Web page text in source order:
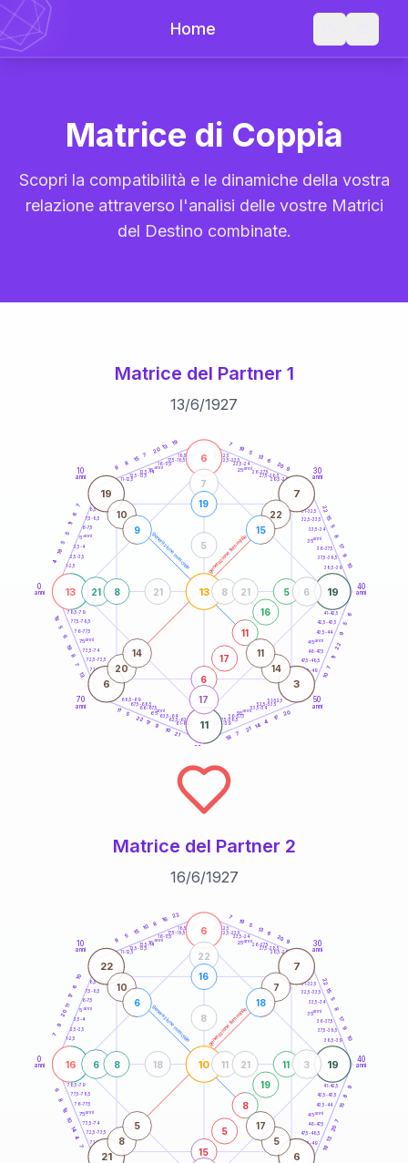
Home
Matrice di Coppia
Scopri la compatibilità e le dinamiche della vostra
relazione attraverso l'analisi delle vostre Matrici
del Destino combinate.
Matrice del Partner 1
13/6/1927
generazione maschile generazione femminile
0
anni
10
anni
30
anni
40
anni
50
anni
60
70
anni
1-2,5
2,5-3,5
3,5-4
6-7,5
7,5-8,5
8,5-9
11-12,5
12,5-13,5
13,5-14
16-17,5
17,5-18,5
18,5-19
21-22,5
22,5-23,5
23,5-24
26-27,5
27,5-28,5
28,5-29
31-32,5
32,5-33,5
33,5-34
36-37,5
37,5-38,5
38,5-39
41-42,5
42,5-43,5
43,5-44
46-47,5
47,5-48,5
48,5-49
51-52,5
52,5-53,5
53,5-54
56-57,5
57,5-58,5
58,5-59
61-62,5
62,5-63,5
63,5-64
66-67,5
67,5-68,5
68,5-69
71-72,5
72,5-73,5
73,5-74
76-77,5
77,5-78,5
78,5-79
4
18
5
5
11
6
7
9
8
15
7
20 13
19 7
19 5
13
6
20
9
22
15
5
8
17
9
10
6
5
9
22
11
7
10
20
17
4
14
21
7
18
21
10
9
17
22
5
11
13
7
8
19
6
5
18
13
6
19
11
13
19 7
6 3
6
17
11
16
5
21
7
6
17
8
19
8 21
21
5
10
9
22
15
20
14
14
11
5anni
15 anni 25anni
35anni
45anni
55anni
65anni
75anni
Matrice del Partner 2
16/6/1927
generazione maschile generazione femminile
0
anni
10
anni
30
anni
40
anni
1-2,5
2,5-3,5
3,5-4
6-7,5
7,5-8,5
8,5-9
11-12,5
12,5-13,5
13,5-14
16-17,5
17,5-18,5
18,5-19 21-22,5
22,5-23,5
23,5-24
26-27,5
27,5-28,5
28,5-29
31-32,5
32,5-33,5
33,5-34
36-37,5
37,5-38,5
38,5-39
41-42,5
42,5-43,5
43,5-44
46-47,5
47,5-48,5
48,5-49
71-72,5
72,5-73,5
73,5-74
76-77,5
77,5-78,5
78,5-79
7
9
20
11
17
6
10
9
5
15
10
8
16
22 7
19 5
13
6
20
9
22
15
5
8
17
9
10
9
8
15
7
20
13
19
7
4
14
10
18
8
6
16
6
19
10
22 7
21 6
15
5
8
19
11
6
22
3
8
16
11 21
18
8
10
6
7
18
8
5
5
17
5anni
15 anni 25anni
35anni
45anni
75anni